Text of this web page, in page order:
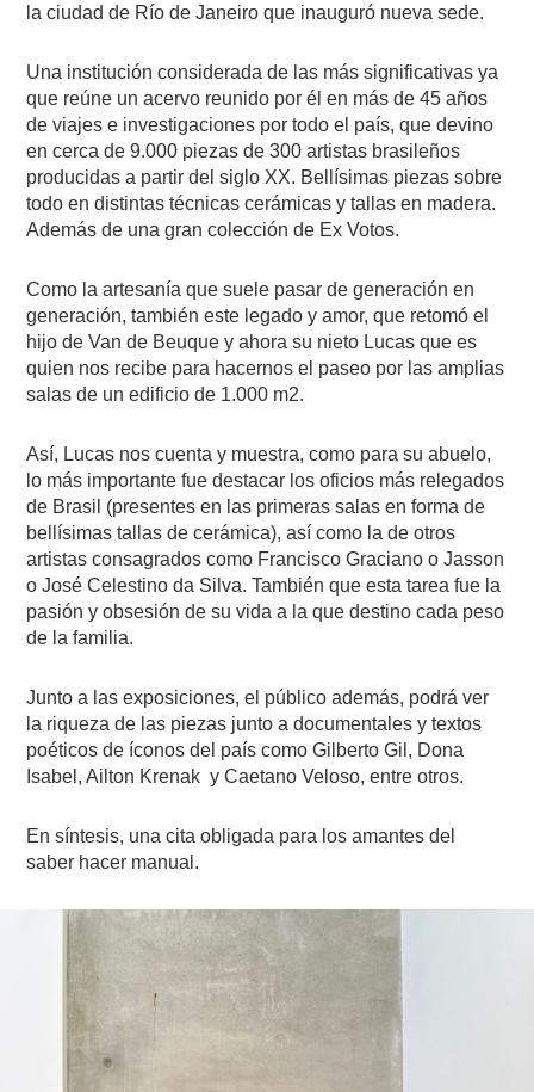
la ciudad de Río de Janeiro que inauguró nueva sede.
Una institución considerada de las más significativas ya
que reúne un acervo reunido por él en más de 45 años
de viajes e investigaciones por todo el país, que devino
en cerca de 9.000 piezas de 300 artistas brasileños
producidas a partir del siglo XX. Bellísimas piezas sobre
todo en distintas técnicas cerámicas y tallas en madera.
Además de una gran colección de Ex Votos.
Como la artesanía que suele pasar de generación en
generación, también este legado y amor, que retomó el
hijo de Van de Beuque y ahora su nieto Lucas que es
quien nos recibe para hacernos el paseo por las amplias
salas de un edificio de 1.000 m2.
Así, Lucas nos cuenta y muestra, como para su abuelo,
lo más importante fue destacar los oficios más relegados
de Brasil (presentes en las primeras salas en forma de
bellísimas tallas de cerámica), así como la de otros
artistas consagrados como Francisco Graciano o Jasson
o José Celestino da Silva. También que esta tarea fue la
pasión y obsesión de su vida a la que destino cada peso
de la familia.
Junto a las exposiciones, el público además, podrá ver
la riqueza de las piezas junto a documentales y textos
poéticos de íconos del país como Gilberto Gil, Dona
Isabel, Ailton Krenak y Caetano Veloso, entre otros.
En síntesis, una cita obligada para los amantes del
saber hacer manual.